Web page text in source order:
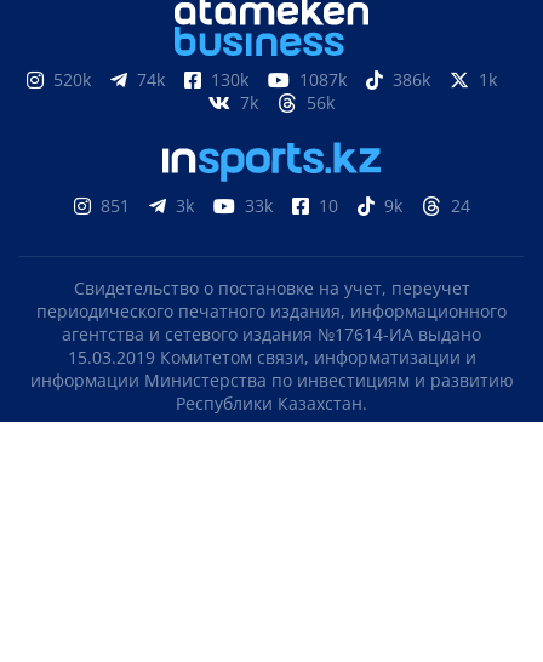
520k 74k 130k 1087k 386k
1k
7k
56k
851 3k 33k 10 9k 24
Свидетельство о постановке на учет, переучет
периодического печатного издания, информационного
агентства и сетевого издания №17614-ИА выдано
15.03.2019 Комитетом связи, информатизации и
информации Министерства по инвестициям и развитию
Республики Казахстан.